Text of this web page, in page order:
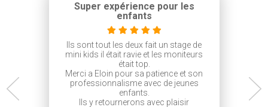
Super expérience pour les
enfants
Ils sont tout les deux fait un stage de
mini kids il était ravie et les moniteurs
était top.
Merci a Eloin pour sa patience et son
professionnalisme avec de jeunes
enfants.
Ils y retournerons avec plaisir